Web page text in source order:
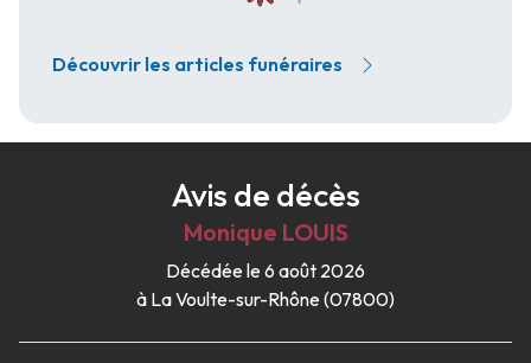
Découvrir les articles funéraires
Avis de décès
Monique LOUIS
Décédée le 6 août 2026
à La Voulte-sur-Rhône (07800)